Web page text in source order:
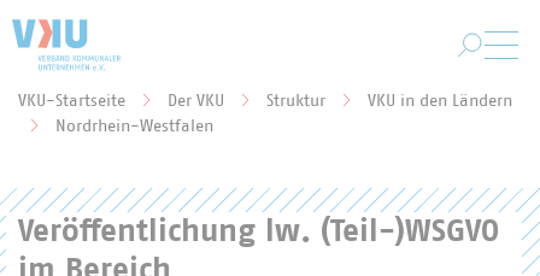
Sie befinden sich hier:
VKU-Startseite Der VKU Struktur
VKU in den Ländern
Nordrhein-Westfalen
Veröffentlichung lw. (Teil-)WSGVO